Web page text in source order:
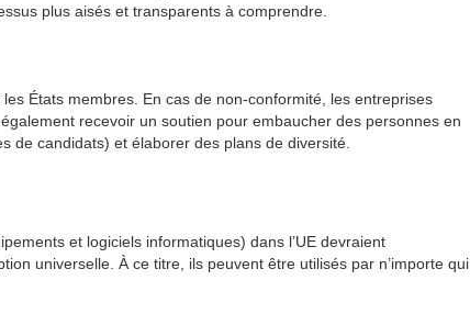
plus aisés et transparents à comprendre.
États membres. En cas de non-conformité, les entreprises
recevoir un soutien pour embaucher des personnes en
de candidats) et élaborer des plans de diversité.
et logiciels informatiques) dans l’UE devraient
universelle. À ce titre, ils peuvent être utilisés par n’importe